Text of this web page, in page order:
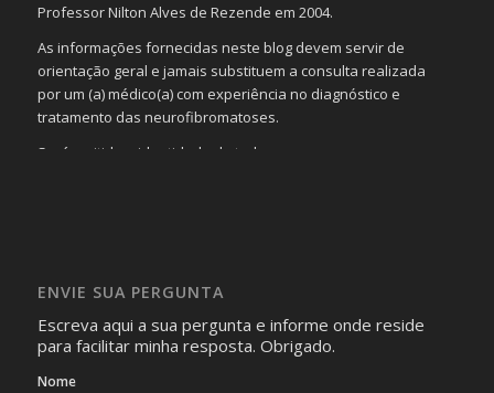
Professor Nilton Alves de Rezende em 2004.
As informações fornecidas neste blog devem servir de
orientação geral e jamais substituem a consulta realizada
por um (a) médico(a) com experiência no diagnóstico e
tratamento das neurofibromatoses.
Será omitida a identidade de todas as pessoas que
identificação da pessoa fotografada.
ENVIE SUA PERGUNTA
Escreva aqui a sua pergunta e informe onde reside
para facilitar minha resposta. Obrigado.
Nome